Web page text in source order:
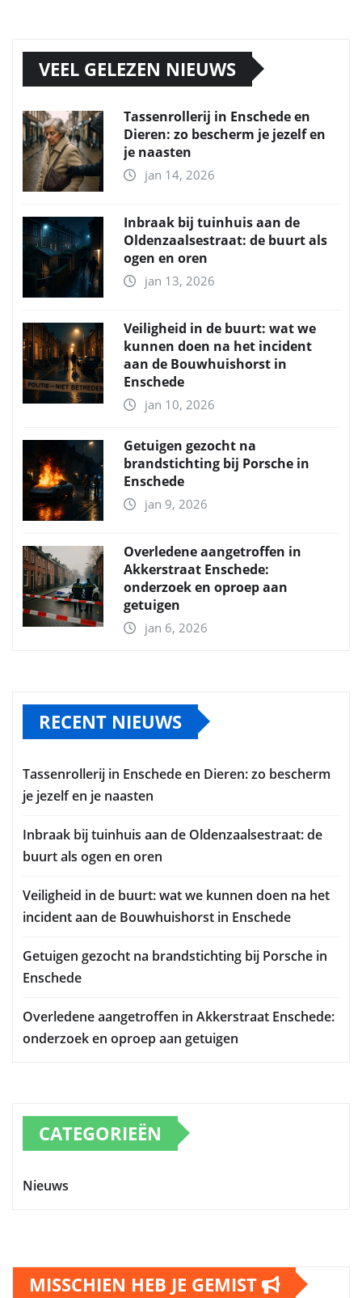
VEEL GELEZEN NIEUWS
Tassenrollerij in Enschede en
Dieren: zo bescherm je jezelf en
je naasten
jan 14, 2026
Inbraak bij tuinhuis aan de
Oldenzaalsestraat: de buurt als
ogen en oren
jan 13, 2026
Veiligheid in de buurt: wat we
kunnen doen na het incident
aan de Bouwhuishorst in
Enschede
jan 10, 2026
Getuigen gezocht na
brandstichting bij Porsche in
Enschede
jan 9, 2026
Overledene aangetroffen in
Akkerstraat Enschede:
onderzoek en oproep aan
getuigen
jan 6, 2026
RECENT NIEUWS
Tassenrollerij in Enschede en Dieren: zo bescherm
je jezelf en je naasten
Inbraak bij tuinhuis aan de Oldenzaalsestraat: de
buurt als ogen en oren
Veiligheid in de buurt: wat we kunnen doen na het
incident aan de Bouwhuishorst in Enschede
Getuigen gezocht na brandstichting bij Porsche in
Enschede
Overledene aangetroffen in Akkerstraat Enschede:
onderzoek en oproep aan getuigen
CATEGORIEËN
Nieuws
MISSCHIEN HEB JE GEMIST